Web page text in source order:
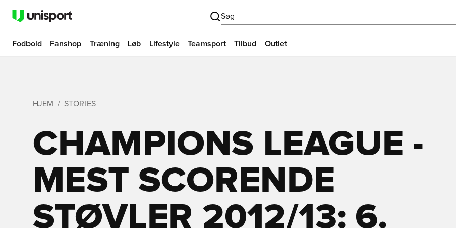
Søg
Fodbold Fanshop Træning Løb Lifestyle Teamsport Tilbud Outlet
HJEM STORIES
CHAMPIONS LEAGUE -
MEST SCORENDE
STØVLER 2012/13: 6.